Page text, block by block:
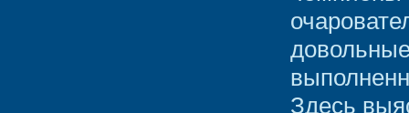
Здесь